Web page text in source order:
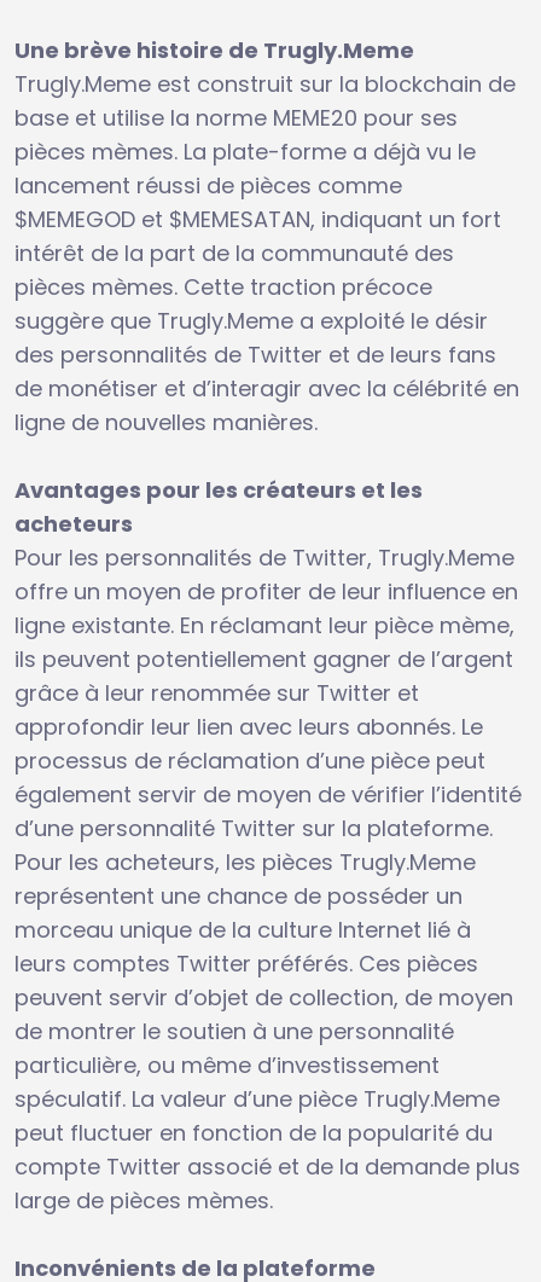
Une brève histoire de Trugly.Meme
Trugly.Meme est construit sur la blockchain de
base et utilise la norme MEME20 pour ses
pièces mèmes. La plate-forme a déjà vu le
lancement réussi de pièces comme
$MEMEGOD et $MEMESATAN, indiquant un fort
intérêt de la part de la communauté des
pièces mèmes. Cette traction précoce
suggère que Trugly.Meme a exploité le désir
des personnalités de Twitter et de leurs fans
de monétiser et d’interagir avec la célébrité en
ligne de nouvelles manières.
Avantages pour les créateurs et les
acheteurs
Pour les personnalités de Twitter, Trugly.Meme
offre un moyen de profiter de leur influence en
ligne existante. En réclamant leur pièce mème,
ils peuvent potentiellement gagner de l’argent
grâce à leur renommée sur Twitter et
approfondir leur lien avec leurs abonnés. Le
processus de réclamation d’une pièce peut
également servir de moyen de vérifier l’identité
d’une personnalité Twitter sur la plateforme.
Pour les acheteurs, les pièces Trugly.Meme
représentent une chance de posséder un
morceau unique de la culture Internet lié à
leurs comptes Twitter préférés. Ces pièces
peuvent servir d’objet de collection, de moyen
de montrer le soutien à une personnalité
particulière, ou même d’investissement
spéculatif. La valeur d’une pièce Trugly.Meme
peut fluctuer en fonction de la popularité du
compte Twitter associé et de la demande plus
large de pièces mèmes.
Inconvénients de la plateforme